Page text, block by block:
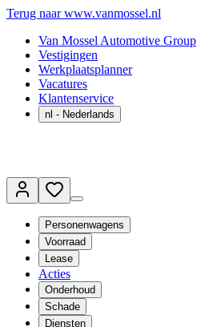
Terug naar www.vanmossel.nl
Van Mossel Automotive Group
Vestigingen
Werkplaatsplanner
Vacatures
Klantenservice
nl - Nederlands
Personenwagens
Voorraad
Lease
Acties
Onderhoud
Schade
Diensten